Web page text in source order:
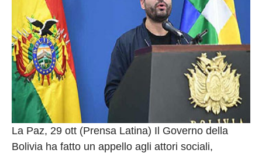
La Paz, 29 ott (Prensa Latina) Il Governo della
Bolivia ha fatto un appello agli attori sociali,